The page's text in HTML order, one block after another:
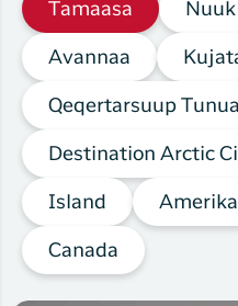
Tamaasa
Avannaa
Qeqertarsuup Tunua
Destination Arctic
Island Amerika
Canada